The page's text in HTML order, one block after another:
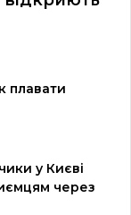
плавати
у Києві
через